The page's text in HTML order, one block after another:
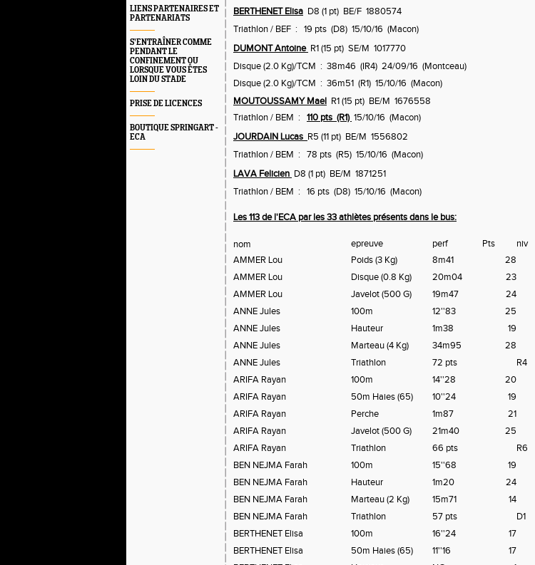
LIENS PARTENAIRES ET
PARTENARIATS
S’ENTRAÎNER COMME
PENDANT LE
CONFINEMENT OU
LORSQUE VOUS ÊTES
LOIN DU STADE
PRISE DE LICENCES
BOUTIQUE SPRINGART -
ECA
BERTHENET Elisa D8 (1 pt) BE/F 1880574
Triathlon / BEF : 19 pts (D8) 15/10/16 (Macon)
DUMONT Antoine R1 (15 pt) SE/M 1017770
Disque (2.0 Kg)/TCM : 38m46 (IR4) 24/09/16 (Montceau)
Disque (2.0 Kg)/TCM : 36m51 (R1) 15/10/16 (Macon)
MOUTOUSSAMY Mael R1 (15 pt) BE/M 1676558
Triathlon / BEM : 110 pts (R1) 15/10/16 (Macon)
JOURDAIN Lucas R5 (11 pt) BE/M 1556802
Triathlon / BEM : 78 pts (R5) 15/10/16 (Macon)
LAVA Felicien D8 (1 pt) BE/M 1871251
Triathlon / BEM : 16 pts (D8) 15/10/16 (Macon)
Les 113 de l'ECA par les 33 athlètes présents dans le bus:
nom epreuve perf Pts
niv
AMMER Lou
Poids (3 Kg) 8m41
28
AMMER Lou
Disque (0.8 Kg) 20m04
23
AMMER Lou
Javelot (500 G) 19m47
24
ANNE Jules
100m 12''83
25
ANNE Jules
Hauteur 1m38
19
ANNE Jules
Marteau (4 Kg) 34m95
28
ANNE Jules
Triathlon 72 pts
R4
ARIFA Rayan
100m 14''28
20
ARIFA Rayan
50m Haies (65) 10''24
19
ARIFA Rayan
Perche 1m87
21
ARIFA Rayan
Javelot (500 G) 21m40
25
ARIFA Rayan
Triathlon 66 pts
R6
BEN NEJMA Farah
100m 15''68
19
BEN NEJMA Farah
Hauteur 1m20
24
BEN NEJMA Farah
Marteau (2 Kg) 15m71
14
BEN NEJMA Farah
Triathlon 57 pts
D1
BERTHENET Elisa
100m 16''24
17
BERTHENET Elisa
50m Haies (65) 11''16
17